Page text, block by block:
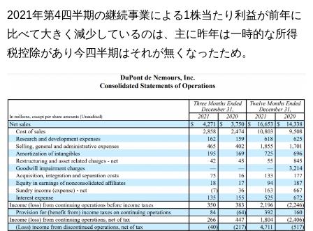
2021年第4四半期の継続事業による1株当たり利益が前年に
比べて大きく減少しているのは、主に昨年は一時的な所得
税控除があり今四半期はそれが無くなったため。